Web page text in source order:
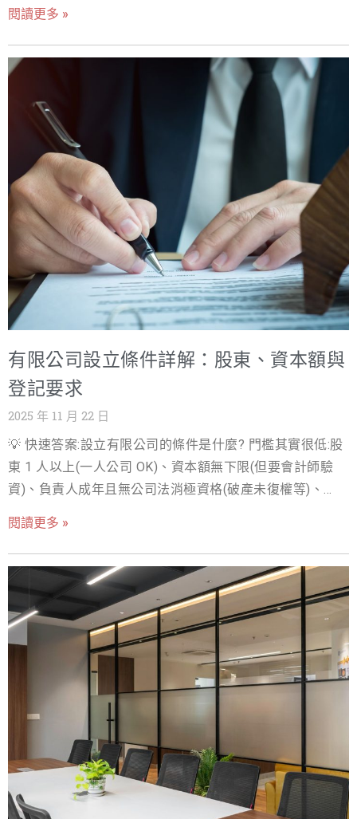
內),月接案收入破 5 萬就值得辦。 前言：當全職神話鬆動，
你準備好掌握自己的職涯了嗎？ 在快速變遷的數位時代，
傳統的「全職工作」模式正面臨前所未有的挑戰。許多專
業人士開始感受到朝九晚五的限制、缺乏彈性的工作時
間，以及在僵化體制中難以實現的個人價值。這些痛點，
促使越來越多的自由工作者（Freelancer）和專業人士，開
始尋求一種更自主、更高效、更能體現個人專業的職涯路
徑。 根據台灣主計總處的統計，我國非典型就業人數已持
續維持在 80 萬人以上的高點，且有年輕化趨勢 [1]。這份
數據強烈地指出，追求工作自主權、時間彈性與多元收入
來源，已成為一股不可逆的浪潮。然而，單純的「接案」
模式，往往缺乏正式的品牌形象與法律保障。 這正是「成
立工作室」的價值所在。對於渴望擺脫受雇身份、將個人
專業能力轉化為可持續經營事業的自由工作者而言，成立
「品牌經營」的關鍵一步，更是建立專業形象、優化稅務
結構、並最終實現財務與時間自由的最佳選擇。隨著全球
求更高生活品質和職涯成就的共同選擇。 本文將作為一份
深度教學與實務操作指南，全面解析成立工作室的流程、
稅務優勢、法律責任，並詳細比較工作室 vs 公司的關鍵差
異。我們將提供具體的實務建議和案例分析，幫助您深入
了解成立工作室的每一個細節，確保您能夠做出最有利於
能工作者，如設計師、程式設計師、文案寫手、顧問等，
成立工作室好處的核心在於獲得了全面的自主權與專業認
可。 1. 最高的自主權與彈性，實現真正的 Work-Life
Balance 成立工作室最直接的好處，就是將工作的主導權完
全掌握在自己手中。 時間與地點的自由： 您可以自由安排
工作時間，避開交通尖峰，甚至選擇在任何您感到舒適的
地方工作。這種彈性對於需要高度專注或有家庭照顧需求
的人來說，是無價的優勢。 專案選擇權： 您不再需要被動
接受所有指派的任務。您可以
閱讀更多 »
有限公司設立條件詳解：股東、資本額與
登記要求
2025 年 11 月 22 日
💡 快速答案:設立有限公司的條件是什麼? 門檻其實很低:股
東 1 人以上(一人公司 OK)、資本額無下限(但要會計師驗
資)、負責人成年且無公司法消極資格(破產未復權等)、要
最常退件。 前言：掌握有限公司設立條件，開啟你的創業
之路 在台灣，每年有數以萬計的創業者懷抱夢想，準備將
他們的創意與熱情轉化為實際的事業體。然而，面對複雜
的公司法規與多樣的組織型態，許多人往往在第一步就感
到困惑：究竟該選擇行號、有限公司，還是股份有限公
司？根據經濟部商業發展署的最新統計，截至民國 114 年
9 月，台灣現有公司總數中，有限公司以超過 60 萬家的數
量，佔據了約 75% 的絕對多數 [1]。這個數據強烈顯示，有
限公司是台灣創業者最青睞的組織形式。 為何有限公司如
此受歡迎？主要原因在於其結合了有限責任的保障與彈性
管理的特性。股東僅以其出資額為限，對公司負擔責任，
大幅降低了個人資產的風險。同時，相較於股份有限公
閱讀更多 »